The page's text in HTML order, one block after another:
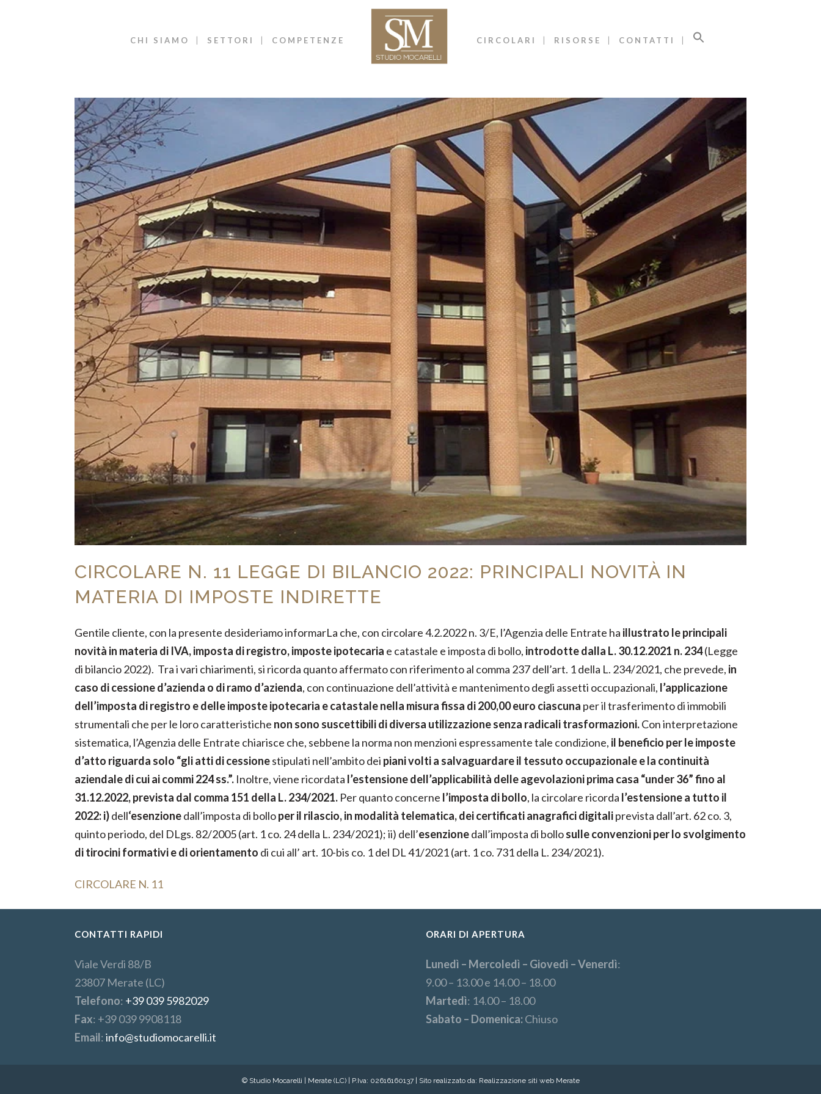
CHI SIAMO SETTORI COMPETENZE CIRCOLARI RISORSE CONTATTI
CIRCOLARE N. 11 LEGGE DI BILANCIO 2022: PRINCIPALI NOVITÀ IN
MATERIA DI IMPOSTE INDIRETTE
Gentile cliente, con la presente desideriamo informarLa che, con circolare 4.2.2022 n. 3/E, l’Agenzia delle Entrate ha illustrato le principali
novità in materia di IVA, imposta di registro, imposte ipotecaria e catastale e imposta di bollo, introdotte dalla L. 30.12.2021 n. 234(Legge
di bilancio 2022). Tra i vari chiarimenti, si ricorda quanto affermato con riferimento al comma 237 dell’art. 1 della L. 234/2021, che prevede, in
caso di cessione d’azienda o di ramo d’azienda, con continuazione dell’attività e mantenimento degli assetti occupazionali, l’applicazione
dell’imposta di registro e delle imposte ipotecaria e catastale nella misura fissa di 200,00 euro ciascuna per il trasferimento di immobili
strumentali che per le loro caratteristiche non sono suscettibili di diversa utilizzazione senza radicali trasformazioni.Con interpretazione
sistematica, l’Agenzia delle Entrate chiarisce che, sebbene la norma non menzioni espressamente tale condizione, il beneficio per le imposte
d’atto riguarda solo “gli atti di cessionestipulati nell’ambito dei piani volti a salvaguardare il tessuto occupazionale e la continuità
aziendale di cui ai commi 224 ss.”. Inoltre, viene ricordata l’estensione dell’applicabilità delle agevolazioni prima casa “under 36” fino al
31.12.2022, prevista dal comma 151 della L. 234/2021. Per quanto concerne l’imposta di bollo, la circolare ricorda l’estensione a tutto il
2022: i)dell‘esenzionedall’imposta di bolloper il rilascio, in modalità telematica, dei certificati anagrafici digitaliprevista dall’art. 62 co. 3,
quinto periodo, del DLgs. 82/2005 (art. 1 co. 24 della L. 234/2021); ii) dell’esenzionedall’imposta di bollosulle convenzioni per lo svolgimento
di tirocini formativi e di orientamento di cui all’ art. 10-bis co. 1 del DL 41/2021 (art. 1 co. 731 della L. 234/2021).
CIRCOLARE N. 11
CONTATTI RAPIDI
Viale Verdi 88/B
23807 Merate (LC)
Telefono: +39 039 5982029
Fax: +39 039 9908118
Email:info@studiomocarelli.it
ORARI DI APERTURA
Lunedì – Mercoledì – Giovedì – Venerdì:
9.00 – 13.00 e 14.00 – 18.00
Martedì: 14.00 – 18.00
Sabato – Domenica:Chiuso
© Studio Mocarelli | Merate (LC) | P.Iva: 02616160137 | Sito realizzato da: Realizzazione siti web Merate